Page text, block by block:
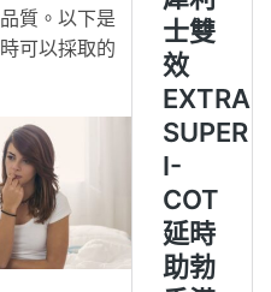
質。以下是
可以採取的